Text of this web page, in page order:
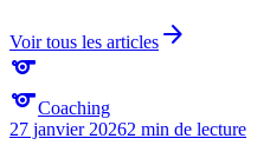
Voir tous les articles arrow_forward
sports
sportsCoaching
27 janvier 20262 min de lecture